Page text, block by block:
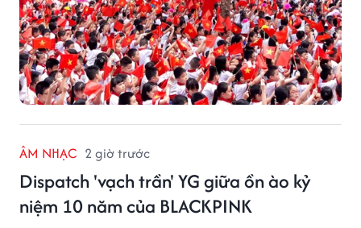
ÂM NHẠC 2 giờ trước
Dispatch 'vạch trần' YG giữa ồn ào kỷ
niệm 10 năm của BLACKPINK